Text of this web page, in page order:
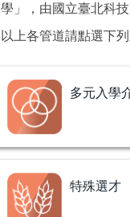
學」，由國立臺北科
以上各管道請點選下
多元入學
特殊選才